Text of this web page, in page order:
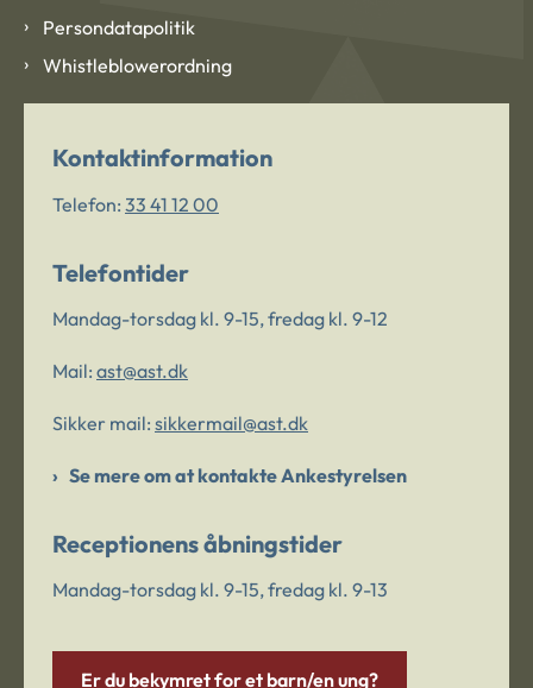
Persondatapolitik
Whistleblowerordning
Kontaktinformation
Telefon: 33 41 12 00
Telefontider
Mandag-torsdag kl. 9-15, fredag kl. 9-12
Mail: ast@ast.dk
Sikker mail: sikkermail@ast.dk
Se mere om at kontakte Ankestyrelsen
Receptionens åbningstider
Mandag-torsdag kl. 9-15, fredag kl. 9-13
Er du bekymret for et barn/en ung?